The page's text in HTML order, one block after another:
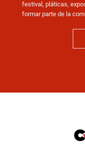
festival, pláticas,
formar parte de la